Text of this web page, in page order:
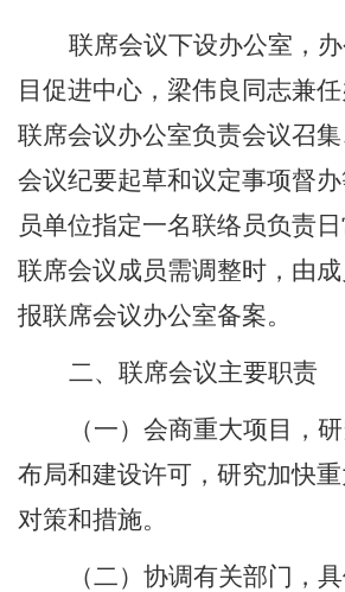
联席会议下设办公室，
目促进中心，梁伟良同志兼任
联席会议办公室负责会议召集
会议纪要起草和议定事项督
员单位指定一名联络员负责日
联席会议成员需调整时，由
报联席会议办公室备案。
二、联席会议主要职责
（一）会商重大项目，
布局和建设许可，研究加快
对策和措施。
（二）协调有关部门，